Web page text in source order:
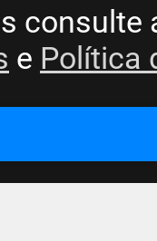
consulte
e Política